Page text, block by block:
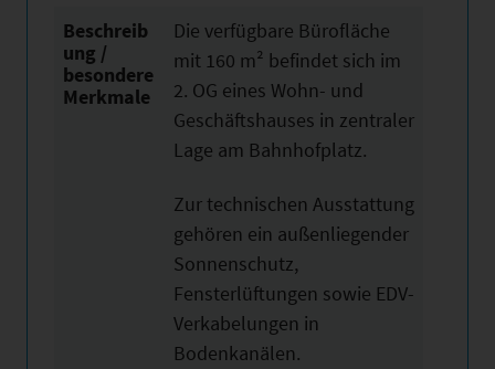
Beschreib
ung /
besondere
Merkmale
Die verfügbare Bürofläche
mit 160 m² befindet sich im
2. OG eines Wohn- und
Geschäftshauses in zentraler
Lage am Bahnhofplatz.
Zur technischen Ausstattung
gehören ein außenliegender
Sonnenschutz,
Fensterlüftungen sowie EDV-
Verkabelungen in
Bodenkanälen.